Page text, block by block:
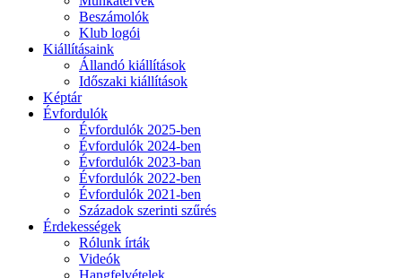
Beszámolók
Klub logói
Kiállításaink
Állandó kiállítások
Időszaki kiállítások
Képtár
Évfordulók
Évfordulók 2025-ben
Évfordulók 2024-ben
Évfordulók 2023-ban
Évfordulók 2022-ben
Évfordulók 2021-ben
Századok szerinti szűrés
Érdekességek
Rólunk írták
Videók
Hangfelvételek